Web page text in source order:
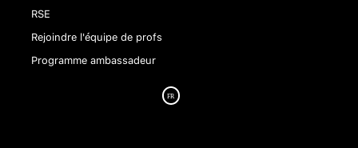
RSE
Rejoindre l'équipe de profs
Programme ambassadeur